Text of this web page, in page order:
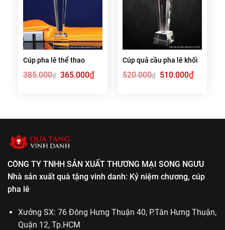
Cúp pha lê thể thao
385.000₫ Giá
gốc
365.000₫Giá
hiện
Cúp quả cầu pha lê khối
520.000₫
Giá
gốc
510.000₫Giá
hiện
CÔNG TY TNHH SẢN XUẤT THƯƠNG MẠI SONG NGƯU
Nhà sản xuất quà tặng vinh danh: Kỷ niệm chương, cúp
pha lê
Xưởng SX: 76 Đông Hưng Thuận 40, P.Tân Hưng Thuận,
Quận 12, Tp.HCM